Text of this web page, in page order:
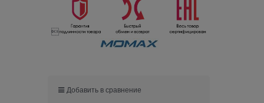

Добавить в сравнение